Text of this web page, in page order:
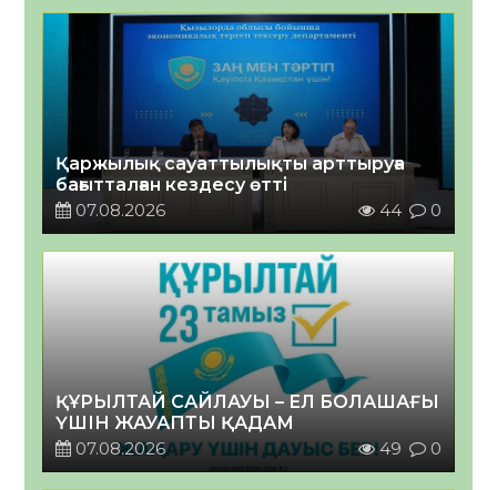
Қаржылық сауаттылықты арттыруға
бағытталған кездесу өтті
07.08.2026
44 0
ҚҰРЫЛТАЙ САЙЛАУЫ – ЕЛ БОЛАШАҒЫ
ҮШІН ЖАУАПТЫ ҚАДАМ
07.08.2026
49 0